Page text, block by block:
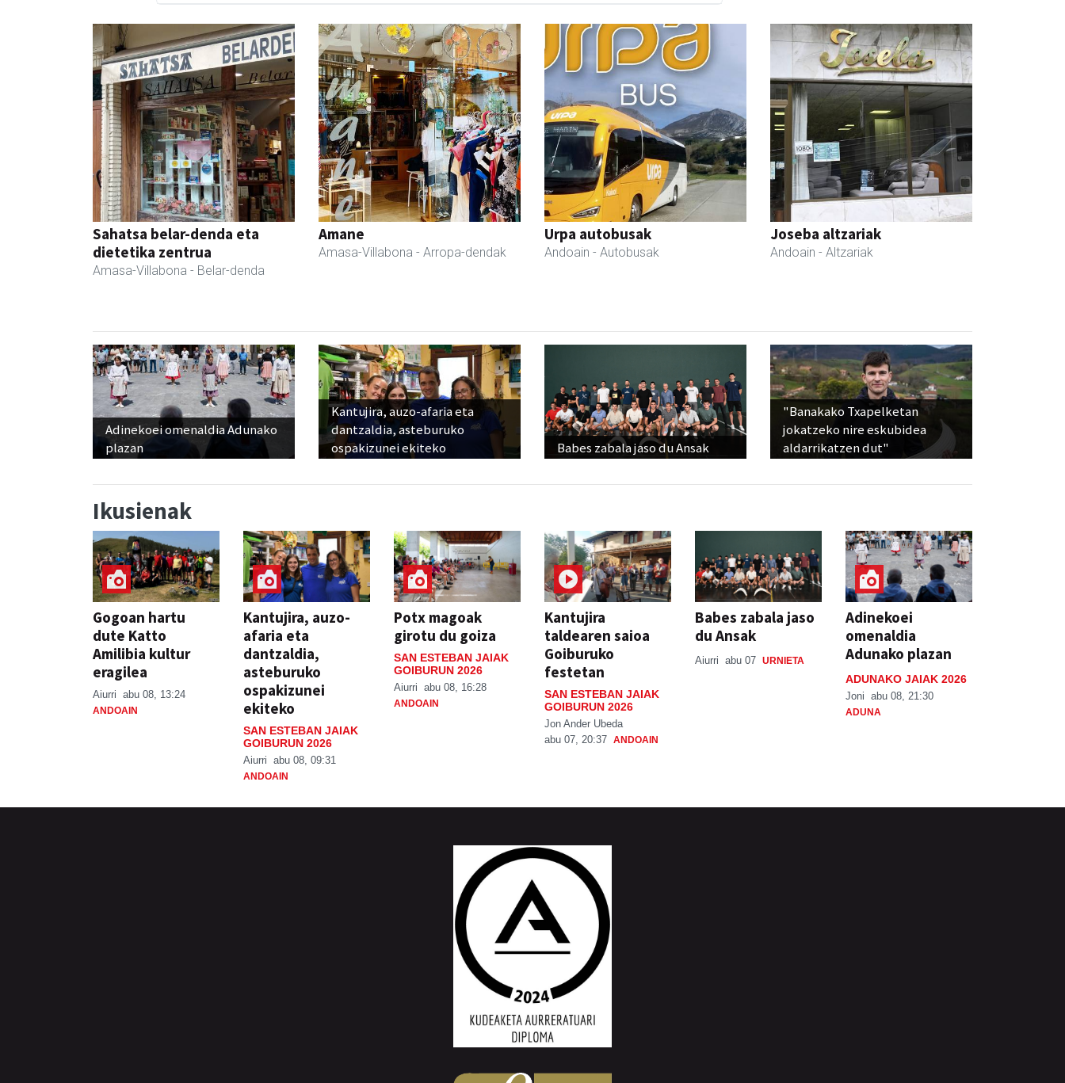
Sahatsa belar-denda eta
dietetika zentrua
Amasa-Villabona - Belar-denda
Amane
Amasa-Villabona - Arropa-dendak
Urpa autobusak
Andoain - Autobusak
Joseba altzariak
Andoain - Altzariak
Adinekoei omenaldia Adunako
plazan
Kantujira, auzo-afaria eta
dantzaldia, asteburuko
ospakizunei ekiteko
Babes zabala jaso du Ansak
"Banakako Txapelketan
jokatzeko nire eskubidea
aldarrikatzen dut"
Ikusienak
Gogoan hartu
dute Katto
Amilibia kultur
eragilea
Aiurri abu 08, 13:24
ANDOAIN
Kantujira, auzo-
afaria eta
dantzaldia,
asteburuko
ospakizunei
ekiteko
SAN ESTEBAN JAIAK
GOIBURUN 2026
Aiurri abu 08, 09:31
ANDOAIN
Potx magoak
girotu du goiza
SAN ESTEBAN JAIAK
GOIBURUN 2026
Aiurri abu 08, 16:28
ANDOAIN
Kantujira
taldearen saioa
Goiburuko
festetan
SAN ESTEBAN JAIAK
GOIBURUN 2026
Jon Ander Ubeda
abu 07, 20:37 ANDOAIN
Babes zabala jaso
du Ansak
Aiurri abu 07 URNIETA
Adinekoei
omenaldia
Adunako plazan
ADUNAKO JAIAK 2026
Joni abu 08, 21:30
ADUNA